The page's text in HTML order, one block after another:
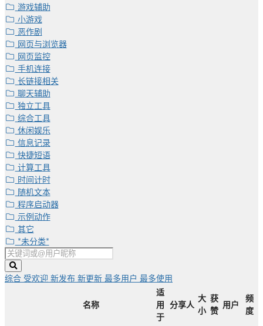
游戏辅助
小游戏
恶作剧
网页与浏览器
网页监控
手机连接
长链接相关
聊天辅助
独立工具
综合工具
休闲娱乐
信息记录
快捷短语
计算工具
时间计时
随机文本
程序启动器
示例动作
其它
*未分类*
综合 受欢迎 新发布 新更新 最多用户 最多使用
名称
适
用
于
分享人
大
小
获
赞
用户
频
度